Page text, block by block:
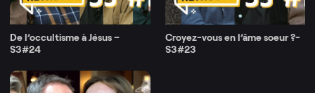
De l’occultisme à Jésus –
S3#24
Croyez-vous en l’âme soeur ?-
S3#23